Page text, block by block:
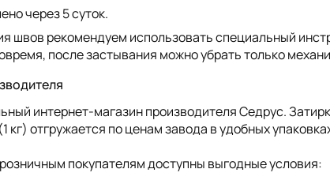
через 5 суток.
швов рекомендуем использовать специальный
после застывания можно убрать только
интернет-магазин производителя Седрус.
отгружается по ценам завода в удобных
покупателям доступны выгодные условия: